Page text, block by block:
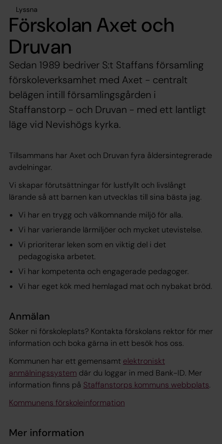
Lyssna
Förskolan Axet och
Druvan
Sedan 1989 bedriver S:t Staffans församling
förskoleverksamhet med Axet - centralt
belägen intill församlingsgården i
Staffanstorp - och Druvan - med ett lantligt
läge vid Nevishögs kyrka.
Tillsammans har Axet och Druvan fyra åldersintegrerade
avdelningar.
Vi skapar förutsättningar för lustfyllt och livslångt
lärande så att barnen kan utvecklas till sina bästa jag.
Vi har en trygg och välkomnande miljö för alla.
Vi har varierande lärmiljöer och mycket utevistelse.
Vi prioriterar leken som en viktig del i det
pedagogiska arbetet.
Vi har kompetenta och engagerade pedagoger.
Vi har eget kök med hemlagad mat och nybakat bröd.
Anmälan
Söker ni förskoleplats? Kontakta förskolans rektor för mer
information och boka gärna in ett besök hos oss.
Kommunen har ett gemensamt elektroniskt
anmälningssystem där du loggar in med Bank-ID. Mer
information finns på Staffanstorps kommuns webbplats.
Kommunens förskoleinformation
Mer information